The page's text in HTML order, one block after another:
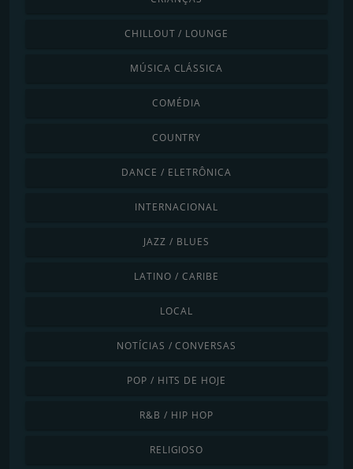
CHILLOUT / LOUNGE
MÚSICA CLÁSSICA
COMÉDIA
COUNTRY
DANCE / ELETRÔNICA
INTERNACIONAL
JAZZ / BLUES
LATINO / CARIBE
LOCAL
NOTÍCIAS / CONVERSAS
POP / HITS DE HOJE
R&B / HIP HOP
RELIGIOSO